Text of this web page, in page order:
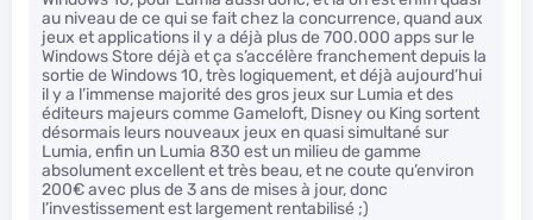
au niveau de ce qui se fait chez la concurrence, quand aux
jeux et applications il y a déjà plus de 700.000 apps sur le
Windows Store déjà et ça s’accélère franchement depuis la
sortie de Windows 10, très logiquement, et déjà aujourd’hui
il y a l’immense majorité des gros jeux sur Lumia et des
éditeurs majeurs comme Gameloft, Disney ou King sortent
désormais leurs nouveaux jeux en quasi simultané sur
Lumia, enfin un Lumia 830 est un milieu de gamme
absolument excellent et très beau, et ne coute qu’environ
200€ avec plus de 3 ans de mises à jour, donc
l’investissement est largement rentabilisé ;)